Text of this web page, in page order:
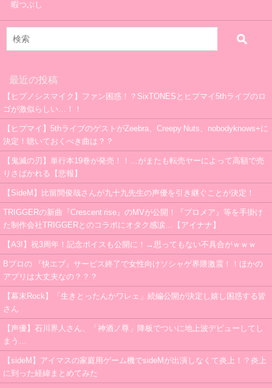
暇つぶし
最近の投稿
【ヒプノシスマイク】ファン困惑！？SixTONESとヒプマイ5thライブのロ
ゴが激似らしい…！！
【ヒプマイ】5thライブのゲストがZeebra、Creepy Nuts、nobodyknows+に
決定！聴いておくべき曲は？？
【鬼滅の刃】単行本19巻が発売！！…がまたも転売ヤーによって高額で売
りさばかれる【悲報】
【SideM】比留間俊哉さんが九十九先生の声優を引き継ぐことが決定！
TRIGGERの新曲『Crescent rise』のMVが公開！『プロメア』等を手掛け
た制作会社TRIGGERとのコラボにオタク感涙…【アイナナ】
【A3!】祝3周年！記念ボイスも公開に！→思ってもない不具合がｗｗｗ
Bプロの 『快エブ』サービス終了で女性向けソシャゲ界隈激震！！ほかの
アプリは大丈夫なの？？？
【幕末Rock】「生きとったんかワレェ」続編公開が決定し嬉し困惑する皆
さん
【声優】石川界人さん、「神酒ノ尊」降板でついに地上波デビューしてし
まう…
【sideM】アイマスの家庭用ゲーム機でsideMが出演しなくて炎上！？炎上
に到った経緯まとめてみた